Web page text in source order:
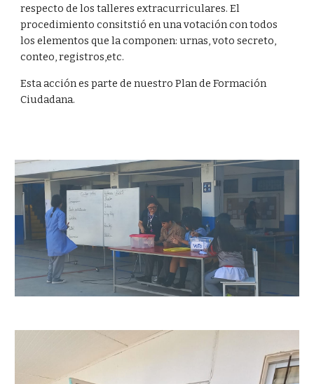
respecto de los talleres extracurriculares. El
procedimiento consitstió en una votación con todos
los elementos que la componen: urnas, voto secreto,
conteo, registros,etc.
Esta acción es parte de nuestro Plan de Formación
Ciudadana.